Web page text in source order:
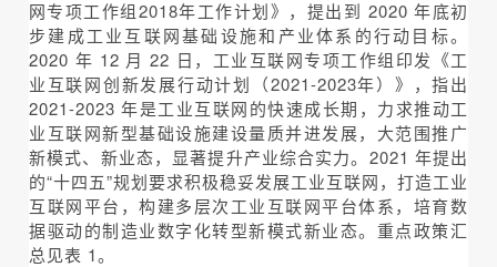
网专项工作组2018年工作计划》，提出到 2020 年底初
步建成工业互联网基础设施和产业体系的行动目标。
2020 年 12 月 22 日，工业互联网专项工作组印发《工
业互联网创新发展行动计划（2021-2023年）》，指出
2021-2023 年是工业互联网的快速成长期，力求推动工
业互联网新型基础设施建设量质并进发展，大范围推广
新模式、新业态，显著提升产业综合实力。2021 年提出
的“十四五”规划要求积极稳妥发展工业互联网，打造工业
互联网平台，构建多层次工业互联网平台体系，培育数
据驱动的制造业数字化转型新模式新业态。重点政策汇
总见表 1。